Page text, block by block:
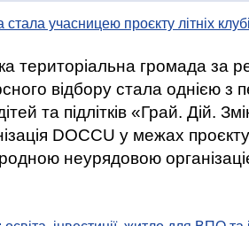
стала учасницею проєкту літніх
територіальна громада за
відбору стала однією
та підлітків «Грай. Дій.
DOCCU у межах
неурядовою